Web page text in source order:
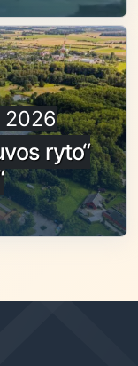
ryto“